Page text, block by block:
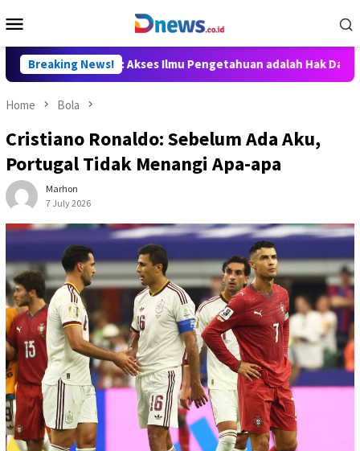
to
Menu
Breaking News!
Aditya: Akses Ilmu Pengetahuan adalah Hak Dasar Warga
Home Bola
Cristiano Ronaldo: Sebelum Ada Aku,
Portugal Tidak Menangi Apa-apa
Marhon
7 July 2026